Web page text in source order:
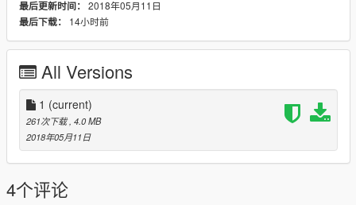
最后更新时间： 2018年05月11日
最后下载：
14小时前
All Versions
1 (current)
261次下载 , 4.0 MB
2018年05月11日
4个评论